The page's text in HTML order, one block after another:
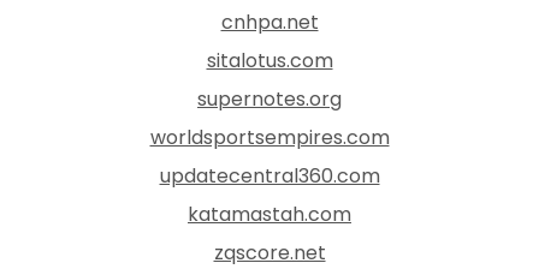
cnhpa.net
sitalotus.com
supernotes.org
worldsportsempires.com
updatecentral360.com
katamastah.com
zqscore.net